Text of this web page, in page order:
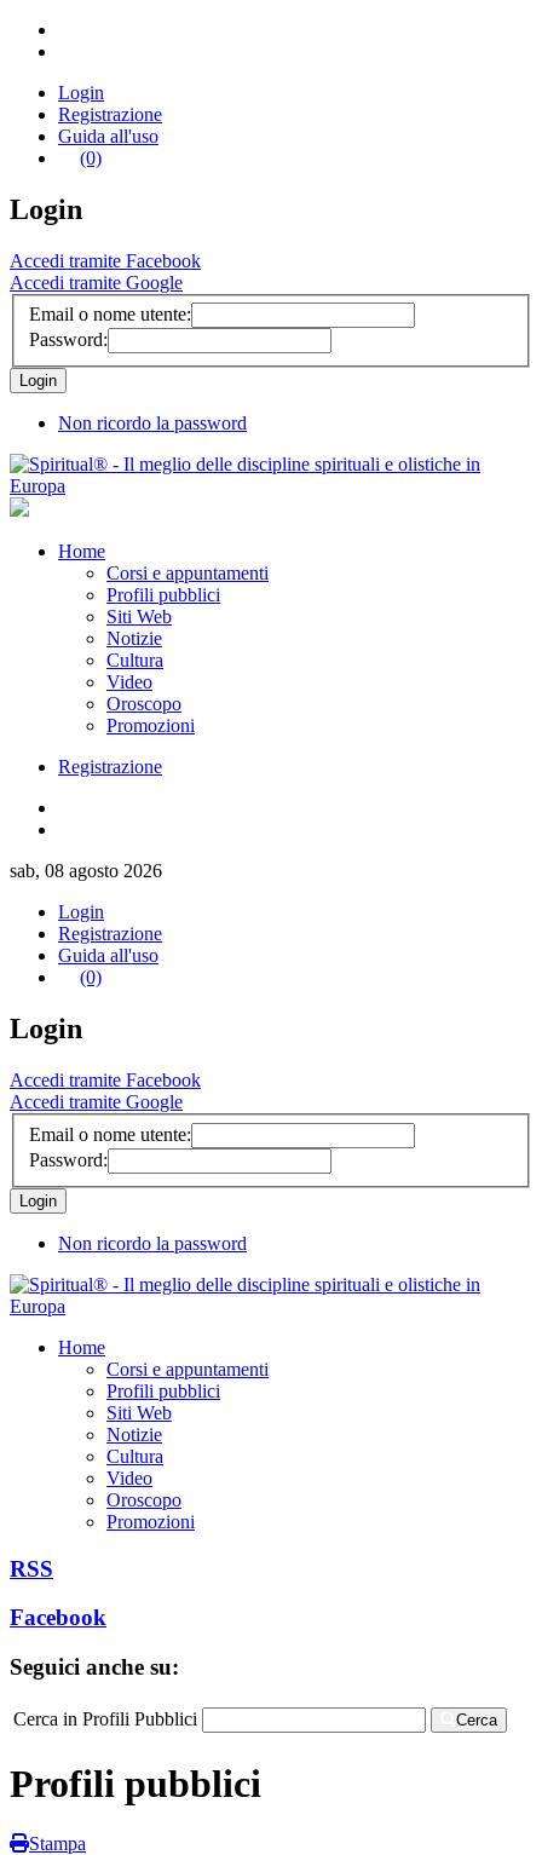
Login
Registrazione
Guida all'uso
(0)
Login
Accedi tramite Facebook
Accedi tramite Google
Email o nome utente:
Password:
Non ricordo la password
Home
Corsi e appuntamenti
Profili pubblici
Siti Web
Notizie
Cultura
Video
Oroscopo
Promozioni
Registrazione
sab, 08 agosto 2026
Login
Registrazione
Guida all'uso
(0)
Login
Accedi tramite Facebook
Accedi tramite Google
Email o nome utente:
Password:
Non ricordo la password
Home
Corsi e appuntamenti
Profili pubblici
Siti Web
Notizie
Cultura
Video
Oroscopo
Promozioni
RSS
Facebook
Seguici anche su:
Cerca in Profili Pubblici Cerca
Profili pubblici
Stampa